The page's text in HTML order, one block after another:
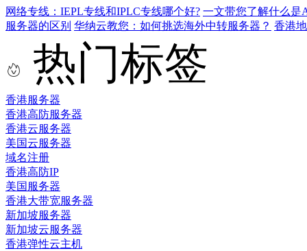
网络专线：IEPL专线和IPLC专线哪个好? 一文带您了解什么是
服务器的区别 华纳云教您：如何挑选海外中转服务器？ 香港
热门标签
香港服务器
香港高防服务器
香港云服务器
美国云服务器
域名注册
香港高防IP
美国服务器
香港大带宽服务器
新加坡服务器
新加坡云服务器
香港弹性云主机